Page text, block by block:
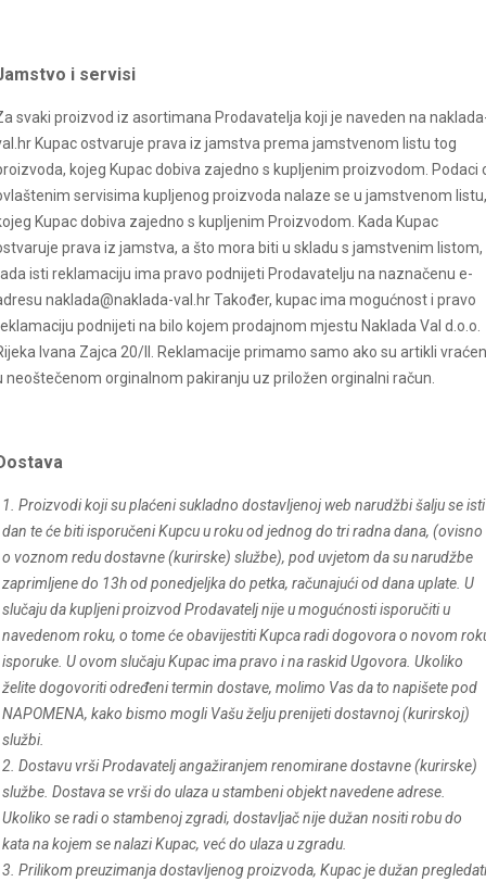
i servisi
svaki proizvod iz asortimana Prodavatelja koji je naveden na
.hr Kupac ostvaruje prava iz jamstva prema jamstvenom listu tog
kojeg Kupac dobiva zajedno s kupljenim proizvodom. Podaci
servisima kupljenog proizvoda nalaze se u jamstvenom listu,
Kupac dobiva zajedno s kupljenim Proizvodom. Kada Kupac
prava iz jamstva, a što mora biti u skladu s jamstvenim listom,
isti reklamaciju ima pravo podnijeti Prodavatelju na naznačenu e-
naklada@naklada-val.hr Također, kupac ima mogućnost i pravo
podnijeti na bilo kojem prodajnom mjestu Naklada Val d.o.o.
Ivana Zajca 20/II. Reklamacije primamo samo ako su artikli
neoštečenom orginalnom pakiranju uz priložen orginalni račun.
1. Proizvodi koji su plaćeni sukladno dostavljenoj web narudžbi šalju se isti
dan te će biti isporučeni Kupcu u roku od jednog do tri radna dana, (ovisno
o voznom redu dostavne (kurirske) službe), pod uvjetom da su narudžbe
zaprimljene do 13h od ponedjeljka do petka, računajući od dana uplate. U
slučaju da kupljeni proizvod Prodavatelj nije u mogućnosti isporučiti u
navedenom roku, o tome će obavijestiti Kupca radi dogovora o novom
isporuke. U ovom slučaju Kupac ima pravo i na raskid Ugovora. Ukoliko
želite dogovoriti određeni termin dostave, molimo Vas da to napišete pod
NAPOMENA, kako bismo mogli Vašu želju prenijeti dostavnoj (kurirskoj)
službi.
2. Dostavu vrši Prodavatelj angažiranjem renomirane dostavne (kurirske)
službe. Dostava se vrši do ulaza u stambeni objekt navedene adrese.
Ukoliko se radi o stambenoj zgradi, dostavljač nije dužan nositi robu do
kata na kojem se nalazi Kupac, već do ulaza u zgradu.
3. Prilikom preuzimanja dostavljenog proizvoda, Kupac je dužan pregledati